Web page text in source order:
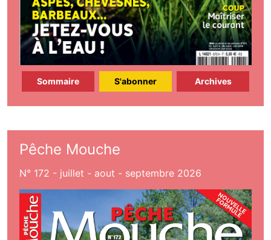
Sommaire S'abonner Archives
Pêche Mouche
N° 172 - juillet - aout - septembre 2026